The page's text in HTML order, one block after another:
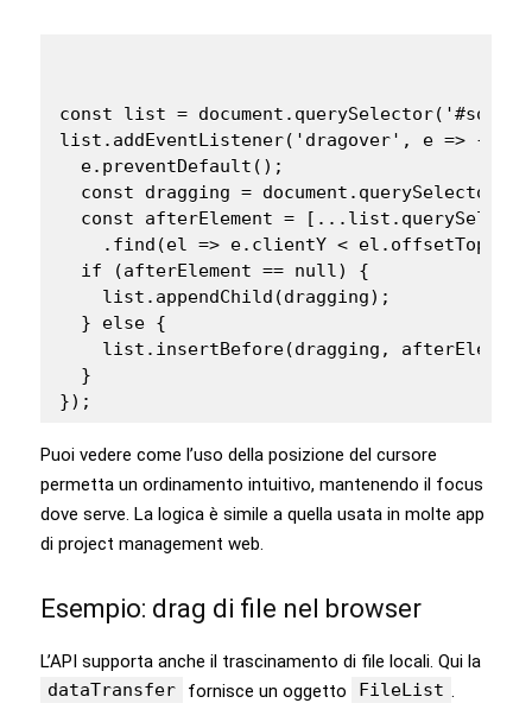
const list =
list.addEventListener('dragover', e => {
  e.preventDefault();
const dragging =
const afterElement =
.find(el => e.clientY < el.offsetTop +
  if (afterElement == null) {
    list.appendChild(dragging);
  } else {
list.insertBefore(dragging,
  }
});
Puoi vedere come l’uso della posizione del cursore
permetta un ordinamento intuitivo, mantenendo il focus
dove serve. La logica è simile a quella usata in molte app
di project management web.
Esempio: drag di file nel browser
L’API supporta anche il trascinamento di file locali. Qui la
dataTransfer
fornisce un oggetto FileList